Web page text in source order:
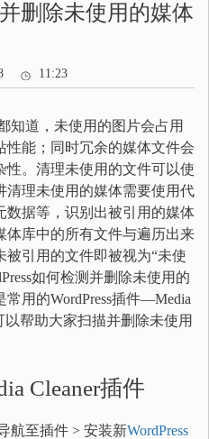
删除未使用的媒体
11:23
知道，未使用的图片会占用
性能；同时冗余的媒体文件会
。清理未使用的文件可以使
清理未使用的媒体需要使用代
数据等，识别出被引用的媒体
体库中的所有文件与遍历出来
引用的文件即被视为“未使
如何检测并删除未使用的
用的WordPress插件—Media
以帮助大家扫描并删除未使用
Cleaner插件
航至插件 > 安装新WordPress